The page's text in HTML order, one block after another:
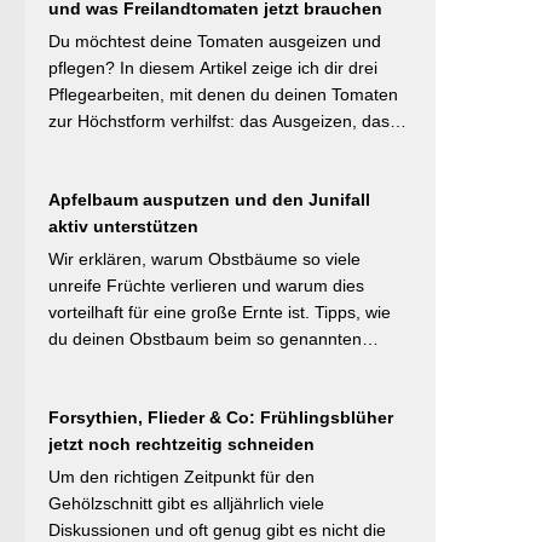
Schicht das Bodenleben an, im Frühsommer
schützt sie vor Austrocknung. Die ideale
Schichtdicke liegt bei 5–10 cm, immer mit
Abstand zum Pflanzenstamm, um Fäulnis zu
vermeiden. Besonders wertvoll: Häufige Fehler
Material werden klar benannt. [Thema-Tag:
#Bodenpflege #Mulchen
#BiologischerGartenbau]
und was Freilandtomaten jetzt brauchen
Du möchtest deine Tomaten ausgeizen und
pflegen? In diesem Artikel zeige ich dir drei
Pflegearbeiten, mit denen du deinen Tomaten
zur Höchstform verhilfst: das Ausgeizen, das
pro Woche und Tomatenpflanze, sorgen aber
dafür, dass du mehr und größere Früchte
erntest und der gefürchteten Tomatenkrankheit
Braunfäule vorbeugst. Weiterlesen bei
Wurzelwerk – Gartenwissen von Profis
Kurzfassung: Ein bildreich illustrierter Praxis-
wiederholt werden. Geiztriebe morgens
entfernen, damit Wunden rasch abtrocknen.
Das Anbinden des Haupttriebs an Stäbe oder
Schnüren verhindert Windschäden. Für
erfahrene Gärtner besonders interessant: Der
Apfelbaum ausputzen und den Junifall
aktiv unterstützen
Wir erklären, warum Obstbäume so viele
unreife Früchte verlieren und warum dies
vorteilhaft für eine große Ernte ist. Tipps, wie
du deinen Obstbaum beim so genannten
jetzt – vor dem natürlichen Junifall in 3–4
Wochen – sollten überzählige Früchte manuell
ausgedünnt werden. Der Artikel erklärt: Nur 4–
5 % der Blüten werden zu Früchten, ein
rechtzeitiges Eingreifen vor dem Junifall beugt
Forsythien, Flieder & Co: Frühlingsblüher
jetzt noch rechtzeitig schneiden
Um den richtigen Zeitpunkt für den
Gehölzschnitt gibt es alljährlich viele
Diskussionen und oft genug gibt es nicht die